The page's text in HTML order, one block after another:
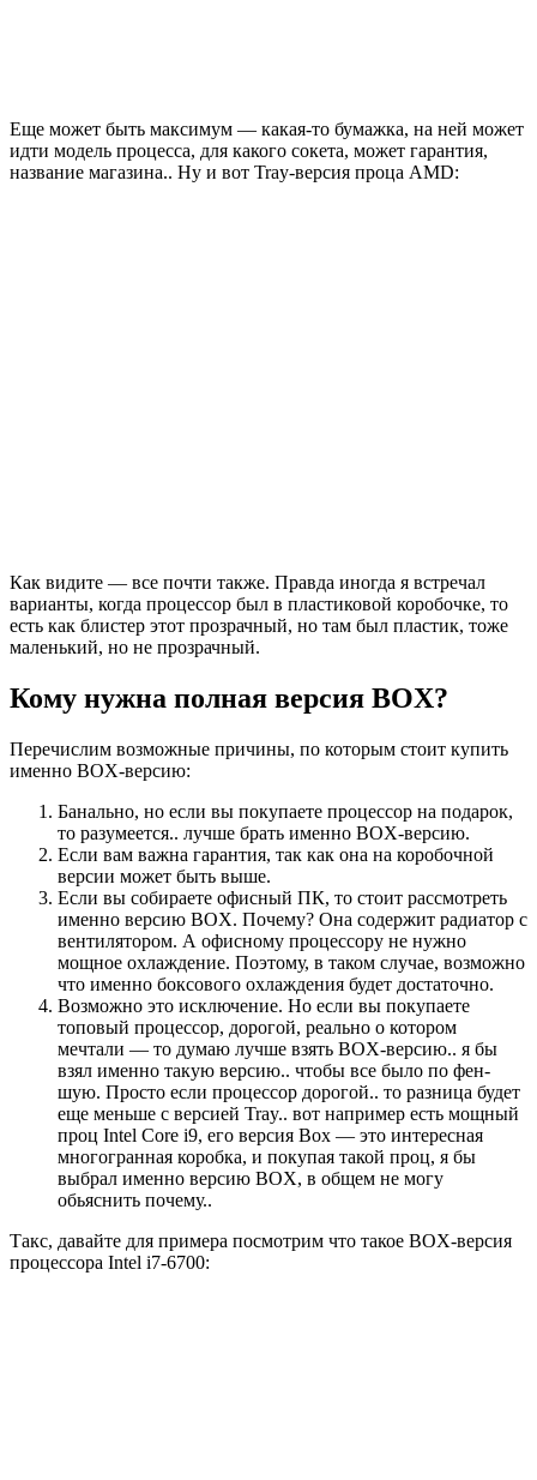
Еще может быть максимум — какая-то бумажка, на ней может
идти модель процесса, для какого сокета, может гарантия,
название магазина.. Ну и вот Tray-версия проца AMD:
Как видите — все почти также. Правда иногда я встречал
варианты, когда процессор был в пластиковой коробочке, то
есть как блистер этот прозрачный, но там был пластик, тоже
маленький, но не прозрачный.
Кому нужна полная версия BOX?
Перечислим возможные причины, по которым стоит купить
именно BOX-версию:
Банально, но если вы покупаете процессор на подарок,
то разумеется.. лучше брать именно BOX-версию.
Если вам важна гарантия, так как она на коробочной
версии может быть выше.
Если вы собираете офисный ПК, то стоит рассмотреть
именно версию BOX. Почему? Она содержит радиатор с
вентилятором. А офисному процессору не нужно
мощное охлаждение. Поэтому, в таком случае, возможно
что именно боксового охлаждения будет достаточно.
Возможно это исключение. Но если вы покупаете
топовый процессор, дорогой, реально о котором
мечтали — то думаю лучше взять BOX-версию.. я бы
взял именно такую версию.. чтобы все было по фен-
шую. Просто если процессор дорогой.. то разница будет
еще меньше с версией Tray.. вот например есть мощный
проц Intel Core i9, его версия Box — это интересная
многогранная коробка, и покупая такой проц, я бы
выбрал именно версию BOX, в общем не могу
обьяснить почему..
Такс, давайте для примера посмотрим что такое BOX-версия
процессора Intel i7-6700: